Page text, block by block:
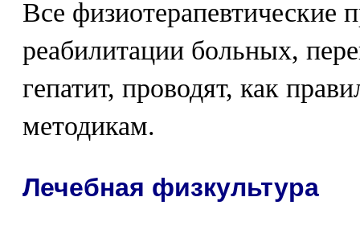
Все физиотерапевтические
реабилитации больных,
гепатит, проводят, как
методикам.
Лечебная физкультура